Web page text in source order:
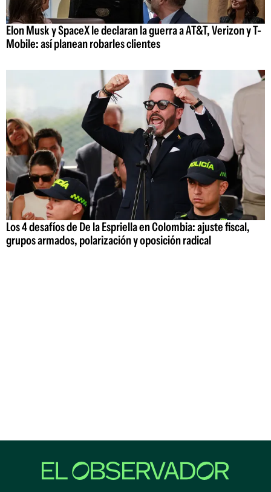
Elon Musk y SpaceX le declaran la guerra a AT&T, Verizon y T-
Mobile: así planean robarles clientes
Los 4 desafíos de De la Espriella en Colombia: ajuste fiscal,
grupos armados, polarización y oposición radical